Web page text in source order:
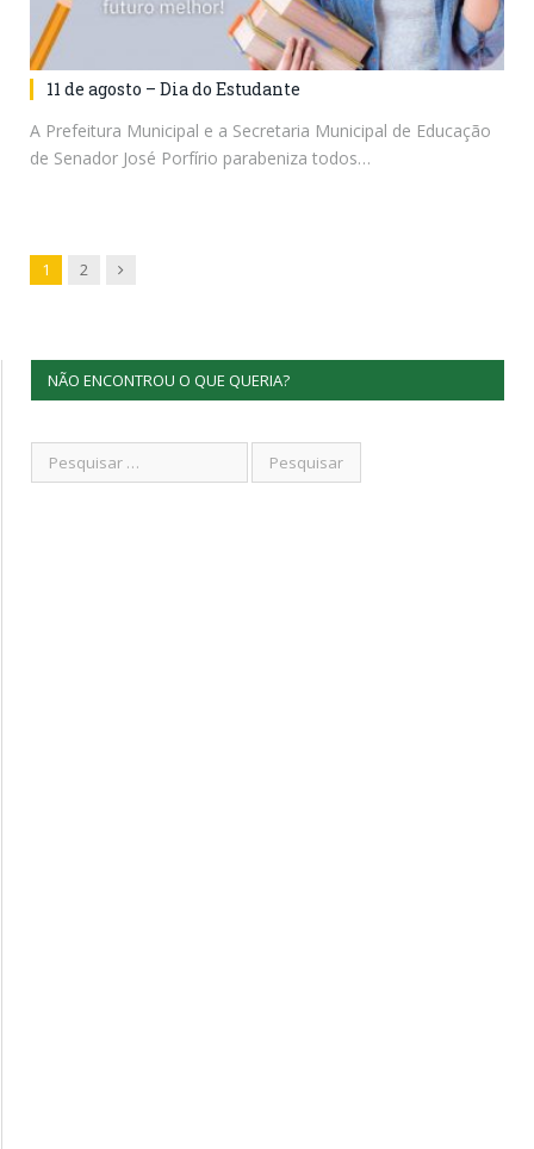
11 de agosto – Dia do Estudante
A Prefeitura Municipal e a Secretaria Municipal de Educação
de Senador José Porfírio parabeniza todos…
1 2 Next
NÃO ENCONTROU O QUE QUERIA?